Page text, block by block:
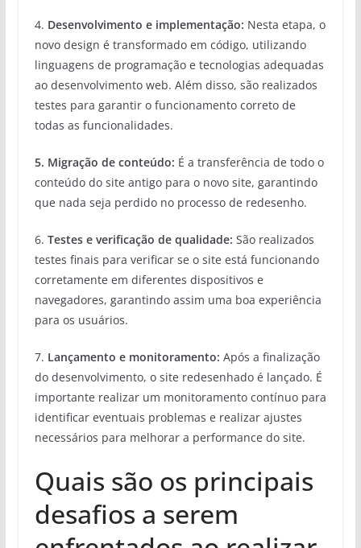
4. Desenvolvimento e implementação: Nesta etapa, o
novo design é transformado em código, utilizando
linguagens de programação e tecnologias adequadas
ao desenvolvimento web. Além disso, são realizados
testes para garantir o funcionamento correto de
todas as funcionalidades.
5. Migração de conteúdo: É a transferência de todo o
conteúdo do site antigo para o novo site, garantindo
que nada seja perdido no processo de redesenho.
6. Testes e verificação de qualidade: São realizados
testes finais para verificar se o site está funcionando
corretamente em diferentes dispositivos e
navegadores, garantindo assim uma boa experiência
para os usuários.
7. Lançamento e monitoramento: Após a finalização
do desenvolvimento, o site redesenhado é lançado. É
importante realizar um monitoramento contínuo para
identificar eventuais problemas e realizar ajustes
necessários para melhorar a performance do site.
Quais são os principais
desafios a serem